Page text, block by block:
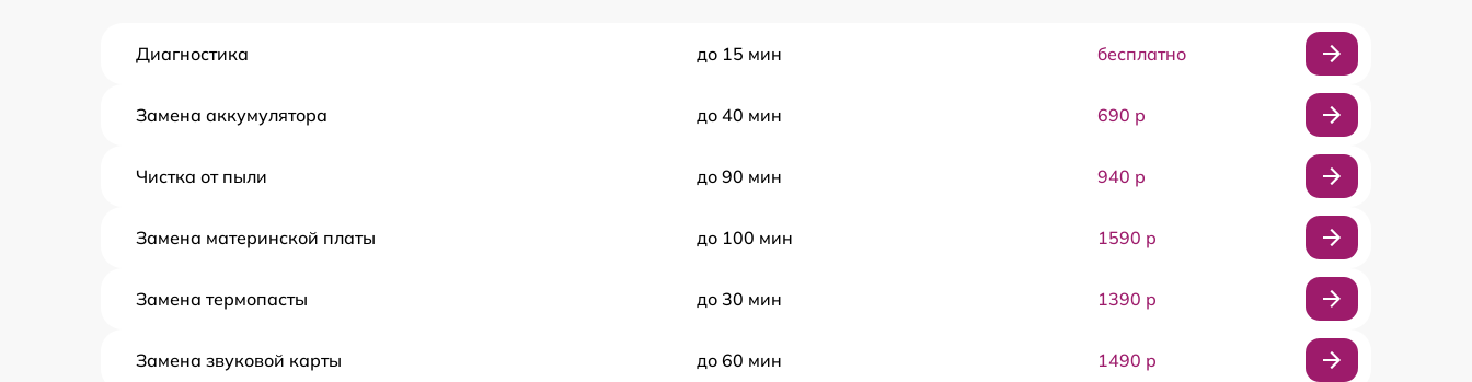
Диагностика до 15 мин бесплатно
Замена аккумулятора до 40 мин 690 р
Чистка от пыли до 90 мин 940 р
Замена материнской платы до 100 мин 1590 р
Замена термопасты до 30 мин 1390 р
Замена звуковой карты до 60 мин 1490 р